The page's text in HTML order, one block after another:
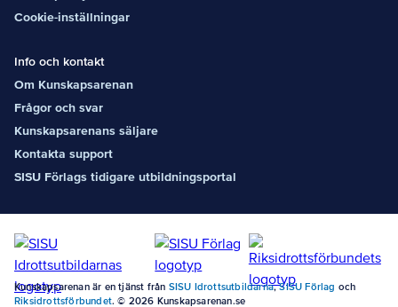
Målgrupp&n
Tränare/leda
aktiva
oavsett ålder
Du är
antingen ny i
din roll eller
saknar
de
ledarutbildni
ng.
Rekommend
erad ålder 15
år och
Cookie-inställningar
Info och kontakt
Om Kunskapsarenan
Frågor och svar
Kunskapsarenans säljare
Kontakta support
SISU Förlags tidigare utbildningsportal
Kunskapsarenan är en tjänst från SISU Idrottsutbildarna,SISU Förlag och
Riksidrottsförbundet. © 2026 Kunskapsarenan.se